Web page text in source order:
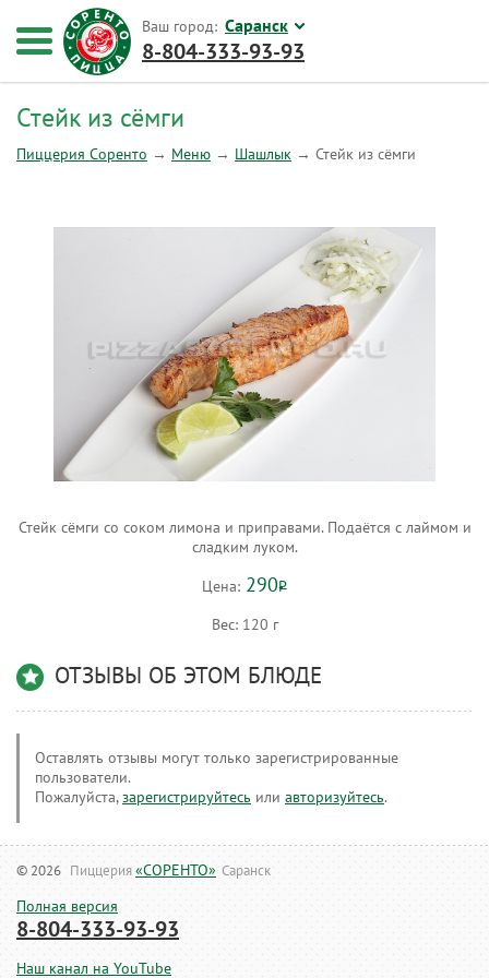
Стейк из сёмги
Пиццерия Соренто → Меню → Шашлык → Стейк из сёмги
Стейк сёмги со соком лимона и приправами. Подаётся с лаймом и
сладким луком.
Цена: 290Р
Вес: 120 г
ОТЗЫВЫ ОБ ЭТОМ БЛЮДЕ
Оставлять отзывы могут только зарегистрированные
пользователи.
Пожалуйста,зарегистрируйтесь или авторизуйтесь.
© 2026 Пиццерия«СОРЕНТО» Саранск
Полная версия
8-804-333-93-93
Наш канал на YouTube
Ваш город: Саранск
8-804-333-93-93